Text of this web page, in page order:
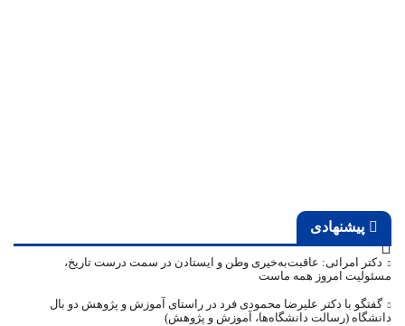
پیشنهادی
دکتر امرائی: عاقبت‌به‌خیری وطن و ایستادن در سمت درست تاریخ،
مسئولیت امروز همه ماست
گفتگو با دکتر علیرضا محمودی فرد در راستای آموزش و پژوهش دو بال
دانشگاه (رسالت دانشگاه‌ها، آموزش و پژوهش)